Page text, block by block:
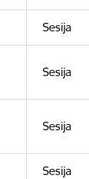
Sesija
Sesija
Sesija
Sesija